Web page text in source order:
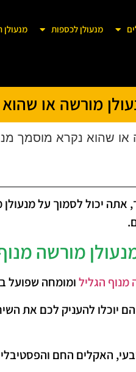
מנעולן לכספות מנעולן
מורשה או
או שהוא נקרא מוסמך
יכול לסמוך על מנעולן
מורשה
מנוף הגלילומומחה שפועל
יוכלו להעניק לכם את
האקלים החם